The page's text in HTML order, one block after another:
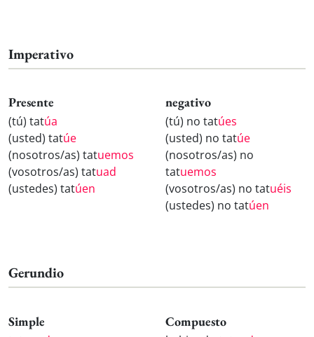
Imperativo
Presente
(tú) tatúa
(usted) tatúe
(nosotros/as) tatuemos
(vosotros/as) tatuad
(ustedes) tatúen
negativo
(tú) no tatúes
(usted) no tatúe
(nosotros/as) no
tatuemos
(vosotros/as) no tatuéis
(ustedes) no tatúen
Gerundio
Simple Compuesto